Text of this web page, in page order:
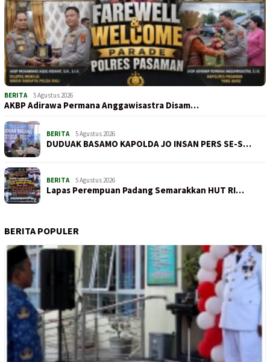
BERITA 5 Agustus 2026
AKBP Adirawa Permana Anggawisastra Disam…
BERITA 5 Agustus 2026
DUDUAK BASAMO KAPOLDA JO INSAN PERS SE-S…
BERITA 5 Agustus 2026
Lapas Perempuan Padang Semarakkan HUT RI…
BERITA POPULER